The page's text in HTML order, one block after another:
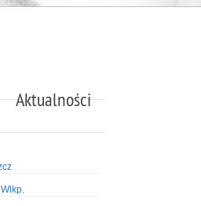
Aktualności